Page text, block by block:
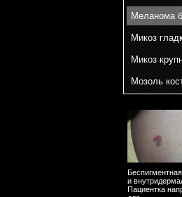
Меланома
Микоз
Микоз
Мозоль
и
Пациентка